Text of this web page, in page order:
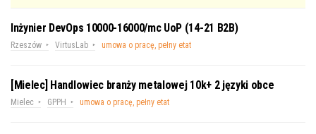
Inżynier DevOps 10000-16000/mc UoP (14-21 B2B)
Rzeszów VirtusLab umowa o pracę, pełny etat
[Mielec] Handlowiec branży metalowej 10k+ 2 języki obce
Mielec GPPH umowa o pracę, pełny etat